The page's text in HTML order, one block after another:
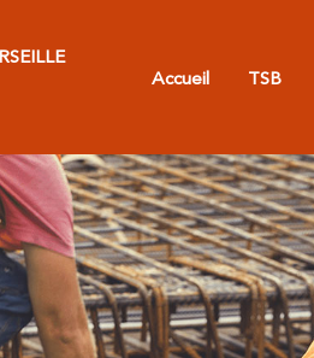
Accueil TSB